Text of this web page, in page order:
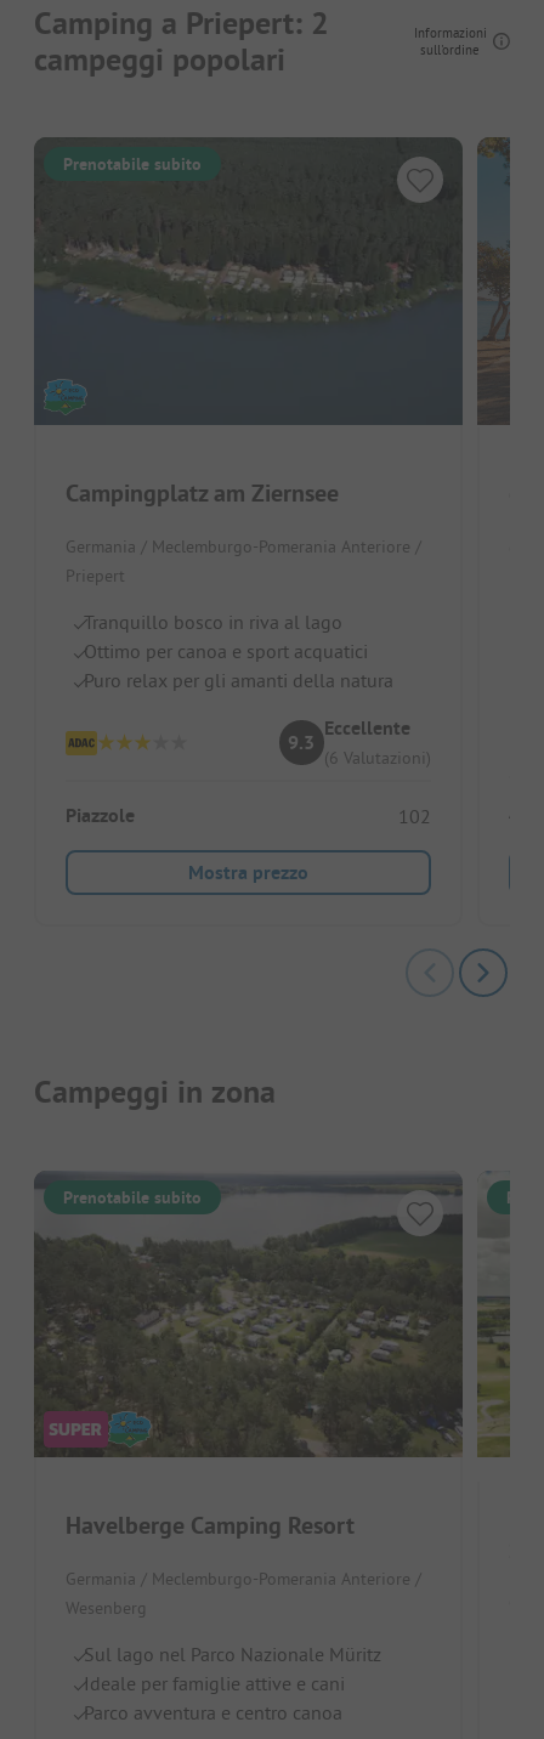
Camping a Priepert: 2
campeggi popolari
Informazioni
sull'ordine
Prenotabile subito
Campingplatz am Ziernsee
Germania / Meclemburgo-Pomerania Anteriore /
Priepert
Tranquillo bosco in riva al lago
Ottimo per canoa e sport acquatici
Puro relax per gli amanti della natura
9.3
Eccellente
(6 Valutazioni)
Piazzole 102
Mostra prezzo
Campeggi in zona
Prenotabile subito
Havelberge Camping Resort
Germania / Meclemburgo-Pomerania Anteriore /
Wesenberg
Sul lago nel Parco Nazionale Müritz
Ideale per famiglie attive e cani
Parco avventura e centro canoa